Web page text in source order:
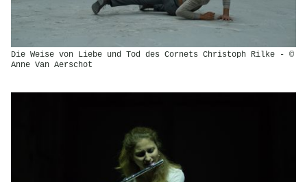
Die Weise von Liebe und Tod des Cornets Christoph Rilke - ©
Anne Van Aerschot